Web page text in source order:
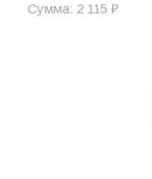
Сумма: 2 115 ₽